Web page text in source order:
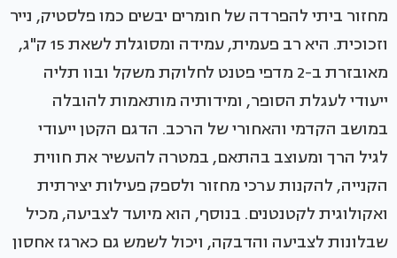
מחזור ביתי להפרדה של חומרים יבשים כמו פלסטיק, נייר
וזכוכית. היא רב פעמית, עמידה ומסוגלת לשאת 15 ק"ג,
מאובזרת ב-2 מדפי פטנט לחלוקת משקל ובוו תליה
ייעודי לעגלת הסופר, ומידותיה מותאמות להובלה
במושב הקדמי והאחורי של הרכב. הדגם הקטן ייעודי
לגיל הרך ומעוצב בהתאם, במטרה להעשיר את חווית
הקנייה, להקנות ערכי מחזור ולספק פעילות יצירתית
ואקולוגית לקטנטנים. בנוסף, הוא מיועד לצביעה, מכיל
שבלונות לצביעה והדבקה, ויכול לשמש גם כארגז אחסון